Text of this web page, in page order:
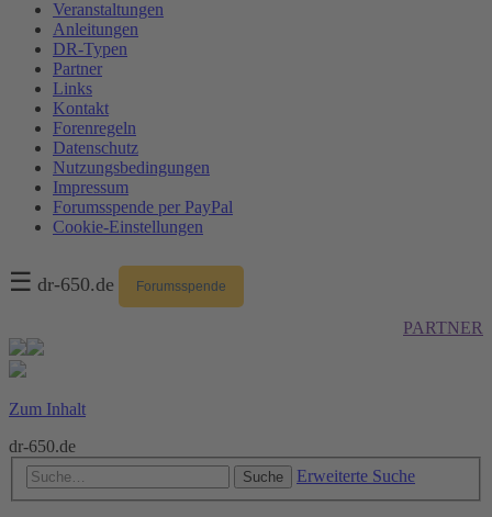
Veranstaltungen
Anleitungen
DR-Typen
Partner
Links
Kontakt
Forenregeln
Datenschutz
Nutzungsbedingungen
Impressum
Forumsspende per PayPal
Cookie-Einstellungen
☰ dr-650.de Forumsspende
PARTNER
Zum Inhalt
dr-650.de
Suche Erweiterte Suche